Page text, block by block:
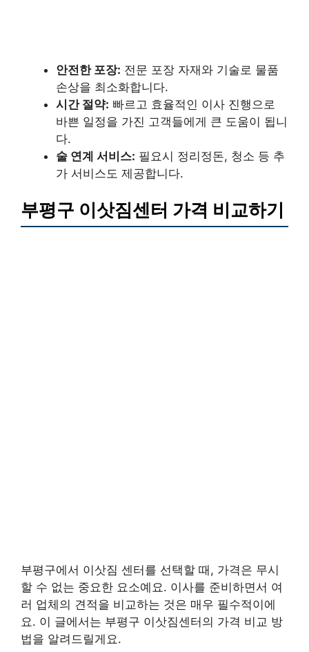
안전한 포장: 전문 포장 자재와 기술로 물품
손상을 최소화합니다.
시간 절약: 빠르고 효율적인 이사 진행으로
바쁜 일정을 가진 고객들에게 큰 도움이 됩니
다.
술 연계 서비스: 필요시 정리정돈, 청소 등 추
가 서비스도 제공합니다.
부평구 이삿짐센터 가격 비교하기
부평구에서 이삿짐 센터를 선택할 때, 가격은 무시
할 수 없는 중요한 요소예요. 이사를 준비하면서 여
러 업체의 견적을 비교하는 것은 매우 필수적이에
요. 이 글에서는 부평구 이삿짐센터의 가격 비교 방
법을 알려드릴게요.